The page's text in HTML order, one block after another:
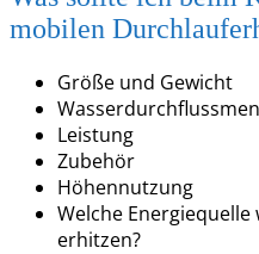
mobilen
Größe und Gewicht
Leistung
Zubehör
Höhennutzung
Welche
erhitzen?